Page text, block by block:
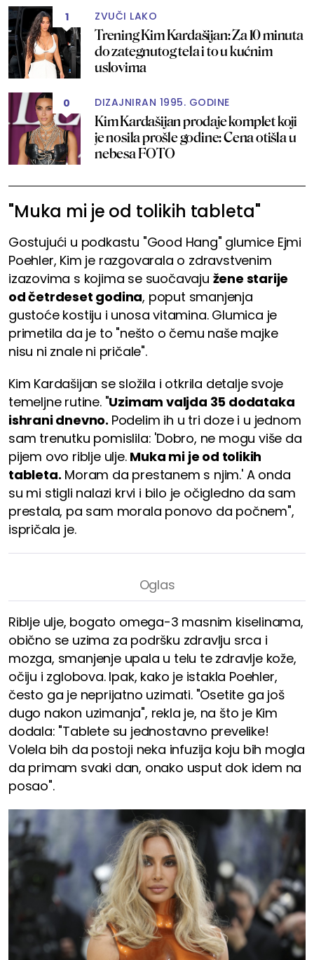
1 ZVUČI LAKO
Trening Kim Kardašijan: Za 10 minuta
do zategnutog tela i to u kućnim
uslovima
0 DIZAJNIRAN 1995. GODINE
Kim Kardašijan prodaje komplet koji
je nosila prošle godine: Cena otišla u
nebesa FOTO
"Muka mi je od tolikih tableta"
Gostujući u podkastu "Good Hang" glumice Ejmi
Poehler, Kim je razgovarala o zdravstvenim
izazovima s kojima se suočavaju žene starije
od četrdeset godina, poput smanjenja
gustoće kostiju i unosa vitamina. Glumica je
primetila da je to "nešto o čemu naše majke
nisu ni znale ni pričale".
Kim Kardašijan se složila i otkrila detalje svoje
temeljne rutine. "Uzimam valjda 35 dodataka
ishrani dnevno. Podelim ih u tri doze i u jednom
sam trenutku pomislila: 'Dobro, ne mogu više da
pijem ovo riblje ulje. Muka mi je od tolikih
tableta. Moram da prestanem s njim.' A onda
su mi stigli nalazi krvi i bilo je očigledno da sam
prestala, pa sam morala ponovo da počnem",
ispričala je.
Riblje ulje, bogato omega-3 masnim kiselinama,
obično se uzima za podršku zdravlju srca i
mozga, smanjenje upala u telu te zdravlje kože,
očiju i zglobova. Ipak, kako je istakla Poehler,
često ga je neprijatno uzimati. "Osetite ga još
dugo nakon uzimanja", rekla je, na što je Kim
dodala: "Tablete su jednostavno prevelike!
Volela bih da postoji neka infuzija koju bih mogla
da primam svaki dan, onako usput dok idem na
posao".